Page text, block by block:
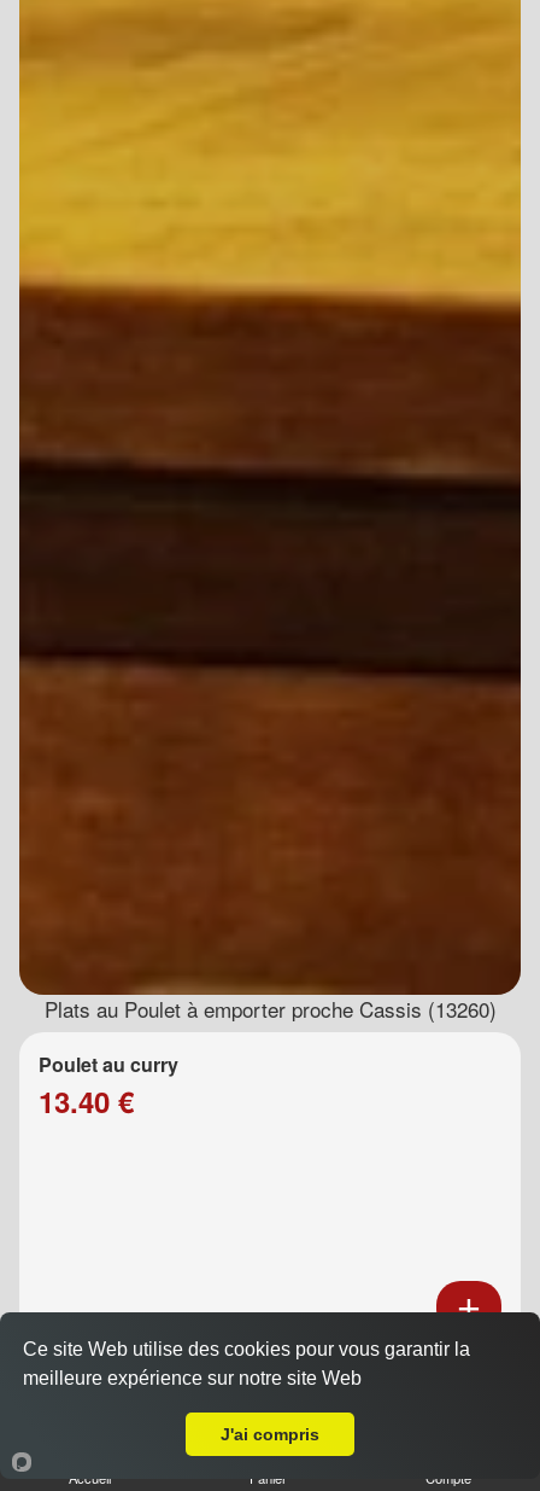
Plats au Poulet à emporter proche Cassis (13260)
Poulet au curry
13.40 €
Poulet au caramel
Accueil Panier Compte
Ce site Web utilise des cookies pour vous garantir la
meilleure expérience sur notre site Web
J'ai compris